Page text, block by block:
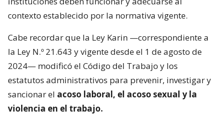
contexto establecido por la normativa vigente.
Cabe recordar que la Ley Karin —correspondiente a
la Ley N.º 21.643 y vigente desde el 1 de agosto de
2024— modificó el Código del Trabajo y los
estatutos administrativos para prevenir, investigar y
sancionar el acoso laboral, el acoso sexual y la
violencia en el trabajo.